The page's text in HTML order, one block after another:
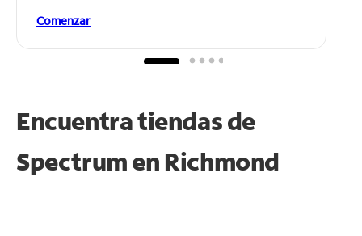
Comenzar
Encuentra tiendas de
Spectrum en Richmond